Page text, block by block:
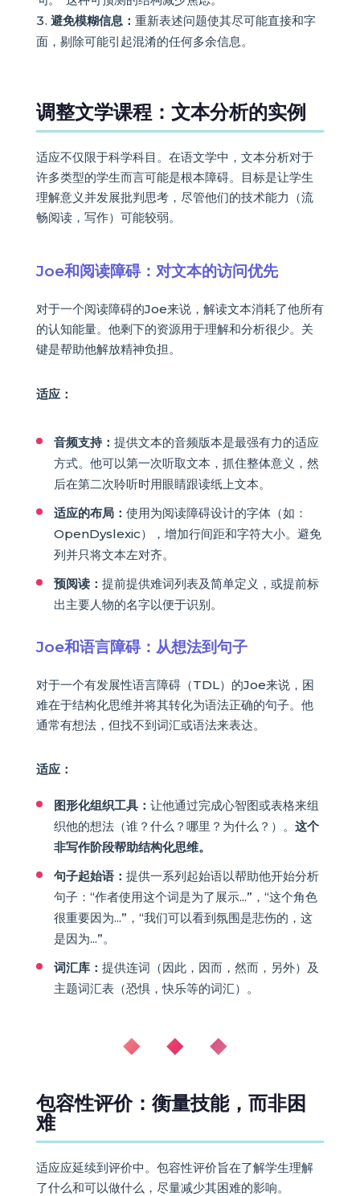
避免模糊信息： 重新表述问题使其尽可能直接和字
面，剔除可能引起混淆的任何多余信息。
调整文学课程：文本分析的实例
适应不仅限于科学科目。在语文学中，文本分析对于
许多类型的学生而言可能是根本障碍。目标是让学生
理解意义并发展批判思考，尽管他们的技术能力（流
畅阅读，写作）可能较弱。
Joe和阅读障碍：对文本的访问优先
对于一个阅读障碍的Joe来说，解读文本消耗了他所有
的认知能量。他剩下的资源用于理解和分析很少。关
键是帮助他解放精神负担。
适应：
音频支持： 提供文本的音频版本是最强有力的适应
方式。他可以第一次听取文本，抓住整体意义，然
后在第二次聆听时用眼睛跟读纸上文本。
适应的布局： 使用为阅读障碍设计的字体（如：
OpenDyslexic），增加行间距和字符大小。避免
列并只将文本左对齐。
预阅读： 提前提供难词列表及简单定义，或提前标
出主要人物的名字以便于识别。
Joe和语言障碍：从想法到句子
对于一个有发展性语言障碍（TDL）的Joe来说，困
难在于结构化思维并将其转化为语法正确的句子。他
通常有想法，但找不到词汇或语法来表达。
适应：
图形化组织工具： 让他通过完成心智图或表格来组
织他的想法（谁？什么？哪里？为什么？）。 这个
非写作阶段帮助结构化思维。
句子起始语： 提供一系列起始语以帮助他开始分析
句子：“作者使用这个词是为了展示...”，“这个角色
很重要因为...”，“我们可以看到氛围是悲伤的，这
是因为...”。
词汇库： 提供连词（因此，因而，然而，另外）及
主题词汇表（恐惧，快乐等的词汇）。
◆ ◆ ◆
包容性评价：衡量技能，而非困
难
适应应延续到评价中。包容性评价旨在了解学生理解
了什么和可以做什么，尽量减少其困难的影响。